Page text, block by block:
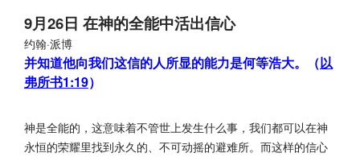
9月26日 在神的全能中活出信心
约翰·派博
并知道他向我们这信的人所显的能力是何等浩大。（以
弗所书1:19）
神是全能的，这意味着不管世上发生什么事，我们都可以在神
永恒的荣耀里找到永久的、不可动摇的避难所。而这样的信心